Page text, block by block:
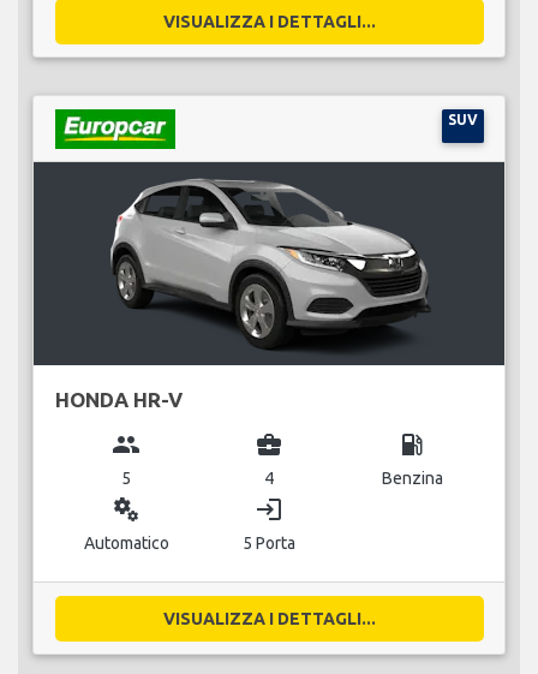
VISUALIZZA I DETTAGLI...
SUV
HONDA HR-V
group
5
business_center
4
local_gas_station
Benzina
miscellaneous_services
Automatico
login
5 Porta
VISUALIZZA I DETTAGLI...